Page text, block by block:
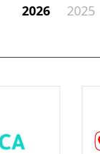
2026 2025